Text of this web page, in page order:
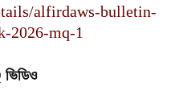
alfirdaws-bulletin-
2026-mq-1